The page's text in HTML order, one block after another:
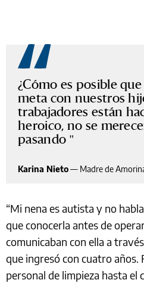
¿Cómo es posible
meta con nuestros
trabajadores están
heroico, no se
pasando
Karina Nieto— Madre de
“Mi nena es autista y no
que conocerla antes de
comunicaban con ella a
que ingresó con cuatro años.
personal de limpieza hasta el